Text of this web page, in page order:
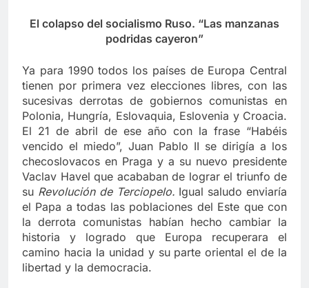
El colapso del socialismo Ruso. “Las manzanas
podridas cayeron”
Ya para 1990 todos los países de Europa Central
tienen por primera vez elecciones libres, con las
sucesivas derrotas de gobiernos comunistas en
Polonia, Hungría, Eslovaquia, Eslovenia y Croacia.
El 21 de abril de ese año con la frase “Habéis
vencido el miedo”, Juan Pablo II se dirigía a los
checoslovacos en Praga y a su nuevo presidente
Vaclav Havel que acababan de lograr el triunfo de
su Revolución de Terciopelo. Igual saludo enviaría
el Papa a todas las poblaciones del Este que con
la derrota comunistas habían hecho cambiar la
historia y logrado que Europa recuperara el
camino hacia la unidad y su parte oriental el de la
libertad y la democracia.